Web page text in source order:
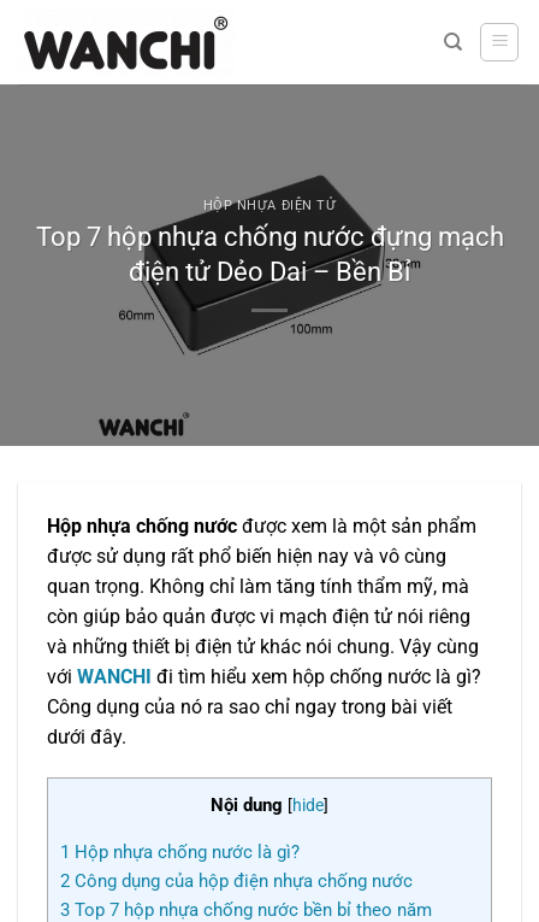
qua
HỘP NHỰA ĐIỆN TỬ
Top 7 hộp nhựa chống nước đựng mạch
điện tử Dẻo Dai – Bền Bỉ
Hộp nhựa chống nước được xem là một sản phẩm
được sử dụng rất phổ biến hiện nay và vô cùng
quan trọng. Không chỉ làm tăng tính thẩm mỹ, mà
còn giúp bảo quản được vi mạch điện tử nói riêng
và những thiết bị điện tử khác nói chung. Vậy cùng
với WANCHI đi tìm hiểu xem hộp chống nước là gì?
Công dụng của nó ra sao chỉ ngay trong bài viết
dưới đây.
Nội dung [hide]
1 Hộp nhựa chống nước là gì?
2 Công dụng của hộp điện nhựa chống nước
3 Top 7 hộp nhựa chống nước bền bỉ theo năm